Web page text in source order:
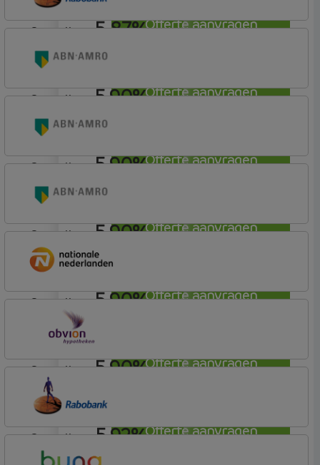
Offerte aanvragen
5,87%
Offerte aanvragen
aflosvrij
5,90%
Offerte aanvragen
Plusvoorwaarden
aflosvrij
5,90%
Offerte aanvragen
Woning
aflosvrij
5,90%
Offerte aanvragen
Woning
aflosvrij
5,90%
Offerte aanvragen
Woning (Incl. Korting)
aflosvrij
5,90%
Offerte aanvragen
Nationale-Nederlanden Bank
Nationale Nederlanden
aflosvrij
5,92%
OBVION Hypotheken
Woon Hypotheek
aflosvrij